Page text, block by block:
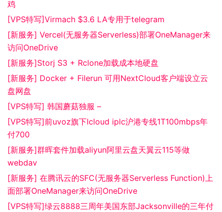
鸡
[VPS特写]Virmach $3.6 LA专用于telegram
[新服务] Vercel(无服务器Serverless)部署OneManager来
访问OneDrive
[新服务]Storj S3 + Rclone加载成本地硬盘
[新服务] Docker + Filerun 可用NextCloud客户端设立云
盘网盘
[VPS特写] 韩国蘑菇独服 –
[VPS特写]前uvoz旗下lcloud iplc沪港专线1T100mbps年
付700
[新服务]群晖套件加载aliyun阿里云盘天翼云115等做
webdav
[新服务] 在腾讯云的SFC(无服务器Serverless Function)上
面部署OneManager来访问OneDrive
[VPS特写]绿云8888三周年美国东部Jacksonville的三年付